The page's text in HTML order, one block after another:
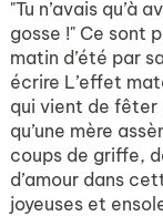
"Tu n’avais qu’à
gosse !" Ce sont
matin d’été par
écrire L’effet
qui vient de fêter
qu’une mère
coups de griffe,
d’amour dans
joyeuses et